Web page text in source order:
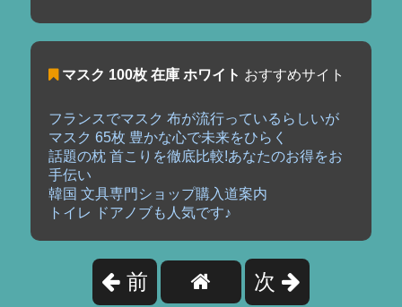
マスク 100枚 在庫 ホワイト おすすめサイト
フランスでマスク 布が流行っているらしいが
マスク 65枚 豊かな心で未来をひらく
話題の枕 首こりを徹底比較!あなたのお得をお
手伝い
韓国 文具専門ショップ購入道案内
トイレ ドアノブも人気です♪
前 次